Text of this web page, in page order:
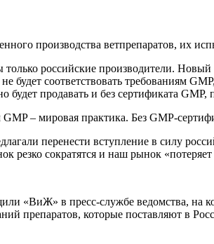
производства ветпрепаратов, их
российские производители.
будет соответствовать требованиям
продавать и без сертификата GMP,
GMP – мировая практика. Без GMP-
перенести вступление в силу
резко сократятся и наш рынок
«ВиЖ» в пресс-службе ведомства,
препаратов, которые поставляют в